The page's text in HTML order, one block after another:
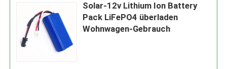
Solar-12v Lithium Ion Battery
Pack LiFePO4 überladen
Wohnwagen-Gebrauch